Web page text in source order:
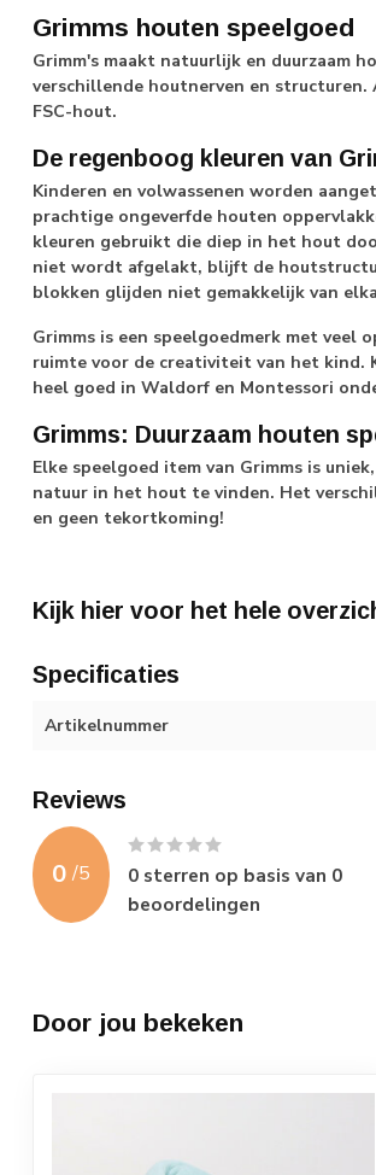
Grimms houten speelgoed
Grimm's maakt natuurlijk en duurzaam
verschillende houtnerven en
FSC-hout.
De regenboog kleuren van
Kinderen en volwassenen worden
prachtige ongeverfde houten
kleuren gebruikt die diep in het hout
niet wordt afgelakt, blijft de
blokken glijden niet gemakkelijk van
Grimms is een speelgoedmerk met veel
ruimte voor de creativiteit van het kind.
heel goed in Waldorf en Montessori
Grimms: Duurzaam houten
Elke speelgoed item van Grimms is
natuur in het hout te vinden. Het
en geen tekortkoming!
Kijk hier voor het hele
Specificaties
Artikelnummer
Reviews
0 /5 0 sterren op basis van 0
beoordelingen
Door jou bekeken